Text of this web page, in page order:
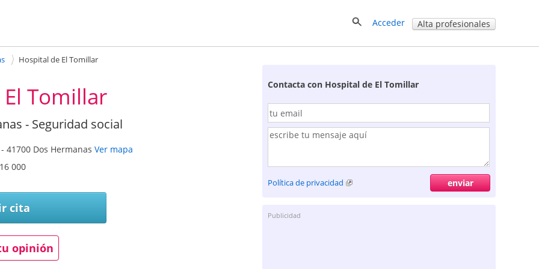
Acceder Alta profesionales
Hospital de El Tomillar
Tomillar
- Seguridad social
41700 Dos Hermanas Ver mapa
000
cita
opinión
Contacta con Hospital de El Tomillar
Política de privacidad
Publicidad